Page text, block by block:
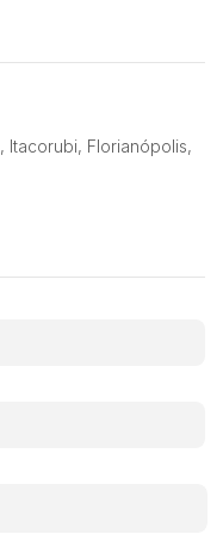
, Itacorubi, Florianópolis,